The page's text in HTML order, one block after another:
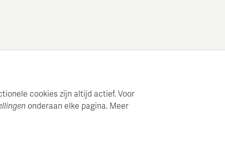
cookies zijn altijd actief. Voor
onderaan elke pagina. Meer